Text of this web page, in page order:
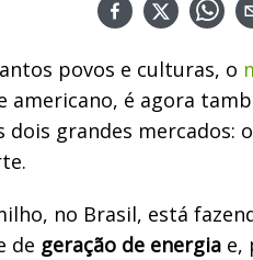
povos e culturas, o
é agora
grandes mercados:
no Brasil, está
de geração de energia e,